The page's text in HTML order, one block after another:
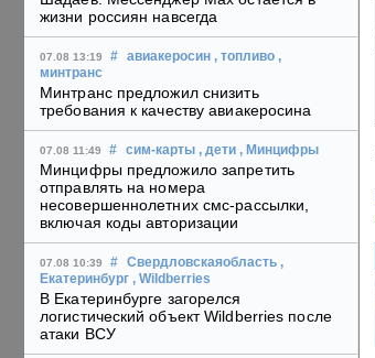
жизни россиян навсегда
07.08 13:19 # авиакеросин , топливо ,
минтранс
Минтранс предложил снизить
требования к качеству авиакеросина
07.08 11:49 # сим-карты , дети , Минцифры
Минцифры предложило запретить
отправлять на номера
несовершеннолетних смс-рассылки,
включая коды авторизации
07.08 10:39 # Свердловскаяобласть ,
Екатеринбург , Wildberries
В Екатеринбурге загорелся
логистический объект Wildberries после
атаки ВСУ